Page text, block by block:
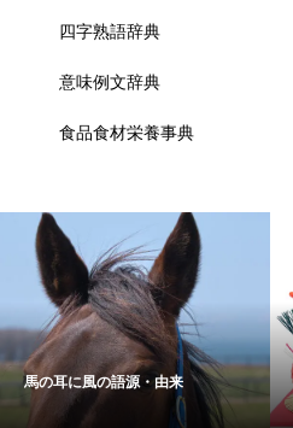
四字熟語辞典
意味例文辞典
食品食材栄養事典
馬の耳に風の語源・由来